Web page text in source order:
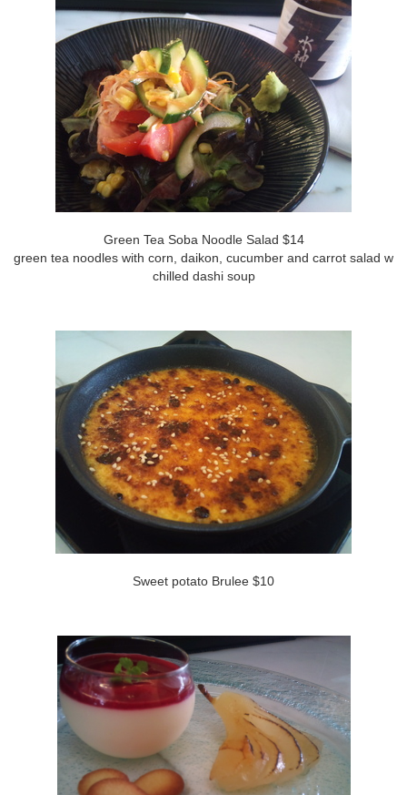
Green Tea Soba Noodle Salad $14
green tea noodles with corn, daikon, cucumber and carrot salad w
chilled dashi soup
Sweet potato Brulee $10